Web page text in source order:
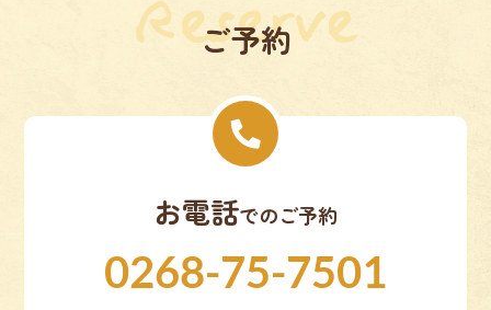
ご予約
お電話でのご予約
0268-75-7501